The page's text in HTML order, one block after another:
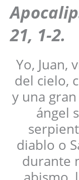
21, 1-2.
Yo, Juan,
del cielo,
y una
ángel
diablo o
durante